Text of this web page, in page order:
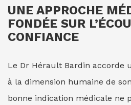
UNE APPROCHE
FONDÉE SUR
CONFIANCE
Le Dr Hérault Bardin accorde
à la dimension humaine de
bonne indication médicale ne